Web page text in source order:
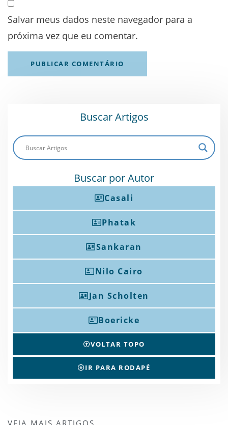
Salvar meus dados neste navegador para a
próxima vez que eu comentar.
Buscar Artigos
Buscar por Autor
Casali
Phatak
Sankaran
Nilo Cairo
Jan Scholten
Boericke
VOLTAR TOPO
IR PARA RODAPÉ